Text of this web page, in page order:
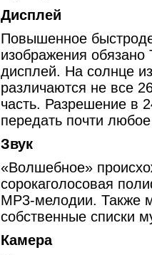
Дисплей
Повышенное
изображения
дисплей. На солнце
различаются не все
часть. Разрешение в
передать почти
Звук
«Волшебное»
сорокаголосовая
MP3-мелодии. Также
собственные списки
Камера